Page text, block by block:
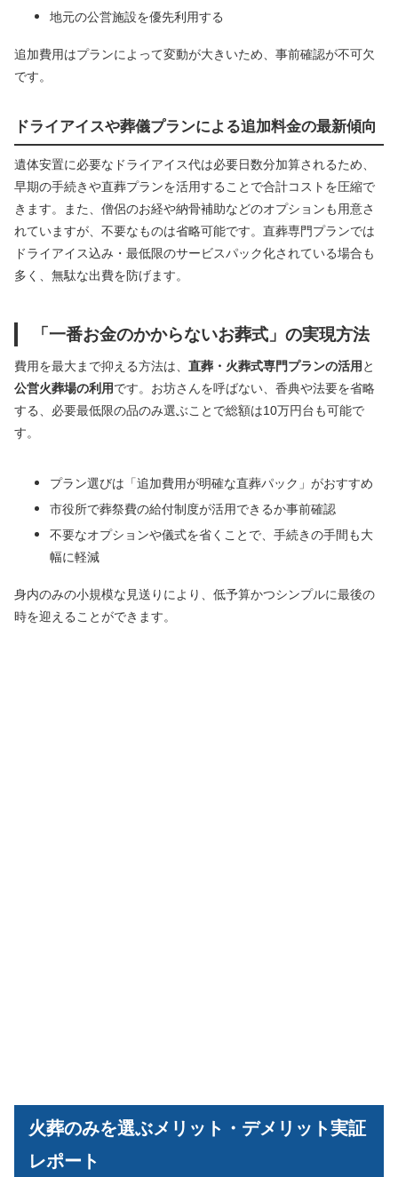
地元の公営施設を優先利用する
追加費用はプランによって変動が大きいため、事前確認が不可欠
です。
ドライアイスや葬儀プランによる追加料金の最新傾向
遺体安置に必要なドライアイス代は必要日数分加算されるため、
早期の手続きや直葬プランを活用することで合計コストを圧縮で
きます。また、僧侶のお経や納骨補助などのオプションも用意さ
れていますが、不要なものは省略可能です。直葬専門プランでは
ドライアイス込み・最低限のサービスパック化されている場合も
多く、無駄な出費を防げます。
「一番お金のかからないお葬式」の実現方法
費用を最大まで抑える方法は、 直葬・火葬式専門プランの活用 と
公営火葬場の利用です。お坊さんを呼ばない、香典や法要を省略
する、必要最低限の品のみ選ぶことで総額は10万円台も可能で
す。
プラン選びは「追加費用が明確な直葬パック」がおすすめ
市役所で葬祭費の給付制度が活用できるか事前確認
不要なオプションや儀式を省くことで、手続きの手間も大
幅に軽減
身内のみの小規模な見送りにより、低予算かつシンプルに最後の
時を迎えることができます。
火葬のみを選ぶメリット・デメリット実証
レポート